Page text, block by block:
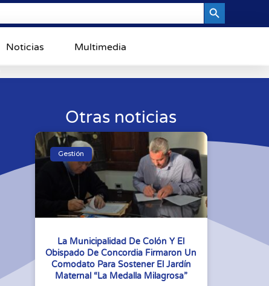
Noticias Multimedia
Otras noticias
Gestión
La Municipalidad De Colón Y El
Obispado De Concordia Firmaron Un
Comodato Para Sostener El Jardín
Maternal “La Medalla Milagrosa”